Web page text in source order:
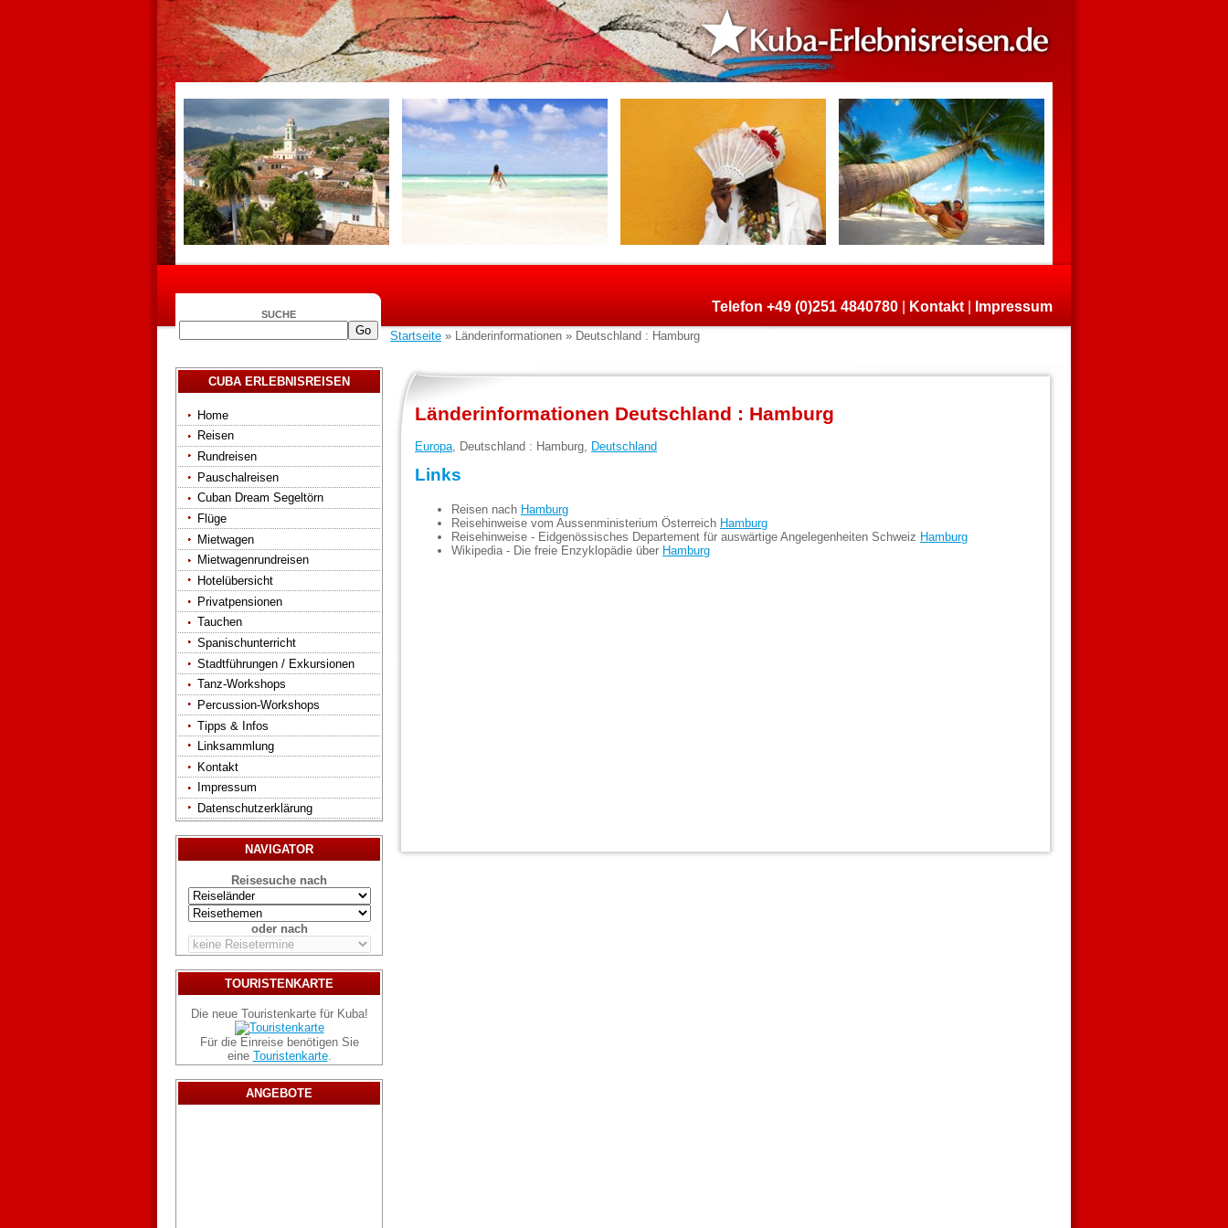
SUCHE Telefon +49 (0)251 4840780 Kontakt Impressum
Startseite » Länderinformationen » Deutschland : Hamburg
CUBA ERLEBNISREISEN
Home
Reisen
Rundreisen
Pauschalreisen
Cuban Dream Segeltörn
Flüge
Mietwagen
Mietwagenrundreisen
Hotelübersicht
Privatpensionen
Tauchen
Spanischunterricht
Stadtführungen / Exkursionen
Tanz-Workshops
Percussion-Workshops
Tipps & Infos
Linksammlung
Kontakt
Impressum
Datenschutzerklärung
NAVIGATOR
Reisesuche nach
oder nach
TOURISTENKARTE
Die neue Touristenkarte für Kuba!
Für die Einreise benötigen Sie
eine Touristenkarte.
ANGEBOTE
Länderinformationen Deutschland : Hamburg
Europa , Deutschland : Hamburg, Deutschland
Links
Reisen nach Hamburg
Reisehinweise vom Aussenministerium Österreich Hamburg
Reisehinweise - Eidgenössisches Departement für auswärtige Angelegenheiten Schweiz Hamburg
Wikipedia - Die freie Enzyklopädie über Hamburg